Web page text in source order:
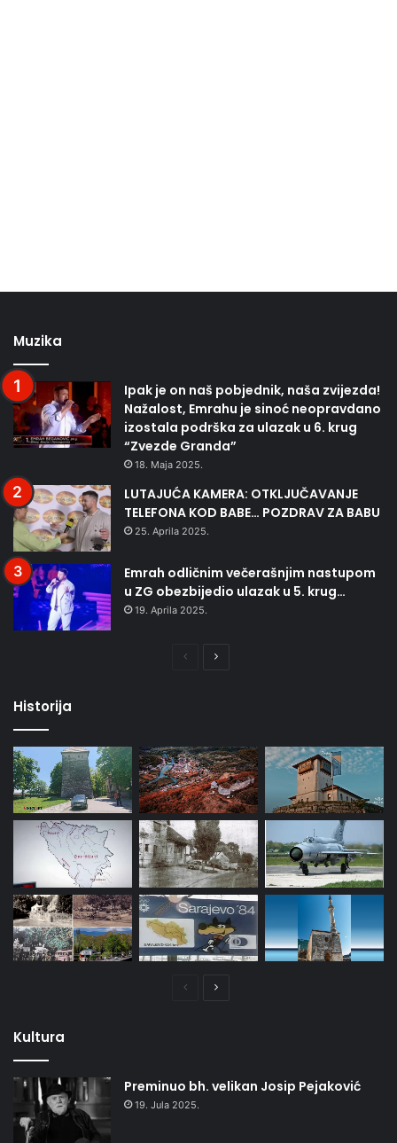
Muzika
Ipak je on naš pobjednik, naša zvijezda!
Nažalost, Emrahu je sinoć neopravdano
izostala podrška za ulazak u 6. krug
“Zvezde Granda”
18. Maja 2025.
LUTAJUĆA KAMERA: OTKLJUČAVANJE
TELEFONA KOD BABE… POZDRAV ZA BABU
25. Aprila 2025.
Emrah odličnim večerašnjim nastupom
u ZG obezbijedio ulazak u 5. krug…
19. Aprila 2025.
PrethodnaNaredna
Historija
PrethodnaNaredna
Kultura
Preminuo bh. velikan Josip Pejaković
19. Jula 2025.